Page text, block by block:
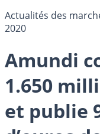
Actualités des
2020
Amundi
1.650
et publie